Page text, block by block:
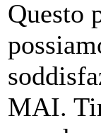
Questo
MAI.